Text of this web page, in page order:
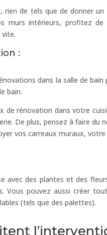
de tels que de donner
murs intérieurs, profitez
:
dans la salle de bain
bain.
de rénovation dans votre
De plus, pensez à faire du
vos carreaux muraux,
avec des plantes et des
Vous pouvez aussi créer
(tels que des palettes).